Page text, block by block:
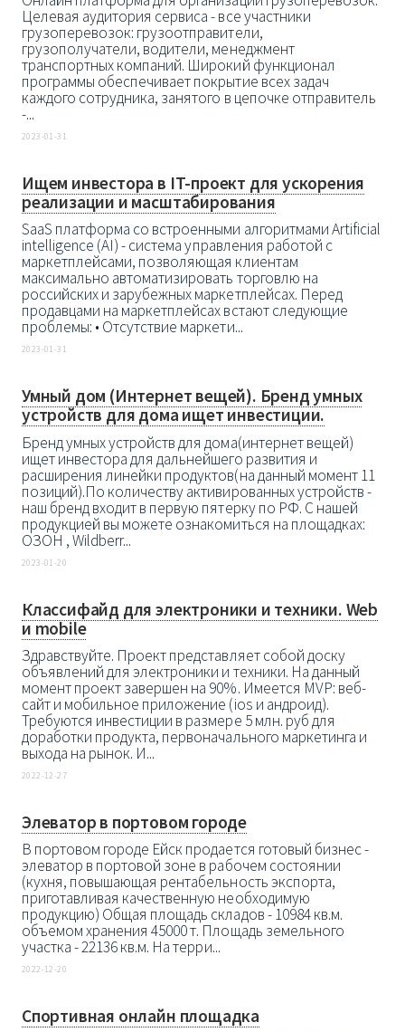
Целевая аудитория сервиса - все участники
грузоперевозок: грузоотправители,
грузополучатели, водители, менеджмент
транспортных компаний. Широкий функционал
программы обеспечивает покрытие всех задач
каждого сотрудника, занятого в цепочке отправитель
-...
2023-01-31
Ищем инвестора в IT-проект для ускорения
реализации и масштабирования
SaaS платформа со встроенными алгоритмами Artificial
intelligence (AI) - система управления работой с
маркетплейсами, позволяющая клиентам
максимально автоматизировать торговлю на
российских и зарубежных маркетплейсах. Перед
продавцами на маркетплейсах встают следующие
проблемы: • Отсутствие маркети...
2023-01-31
Умный дом (Интернет вещей). Бренд умных
устройств для дома ищет инвестиции.
Бренд умных устройств для дома(интернет вещей)
ищет инвестора для дальнейшего развития и
расширения линейки продуктов(на данный момент 11
позиций).По количеству активированных устройств -
наш бренд входит в первую пятерку по РФ. С нашей
продукцией вы можете ознакомиться на площадках:
ОЗОН , Wildberr...
2023-01-20
Классифайд для электроники и техники. Web
и mobile
Здравствуйте. Проект представляет собой доску
объявлений для электроники и техники. На данный
момент проект завершен на 90%. Имеется MVP: веб-
сайт и мобильное приложение (ios и андроид).
Требуются инвестиции в размере 5 млн. руб для
доработки продукта, первоначального маркетинга и
выхода на рынок. И...
2022-12-27
Элеватор в портовом городе
В портовом городе Ейск продается готовый бизнес -
элеватор в портовой зоне в рабочем состоянии
(кухня, повышающая рентабельность экспорта,
приготавливая качественную необходимую
продукцию) Общая площадь складов - 10984 кв.м.
объемом хранения 45000 т. Площадь земельного
участка - 22136 кв.м. На терри...
2022-12-20
Спортивная онлайн площадка